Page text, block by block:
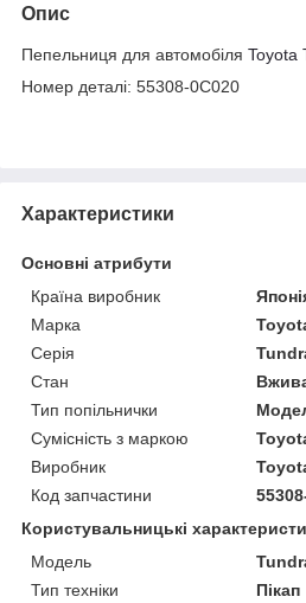
Опис
Пепельниця для автомобіля Toyota
Номер деталі: 55308-0C020
Характеристики
Основні атрибути
Країна виробник
Марка
Серія
Стан
Тип попільнички
Сумісність з маркою
Виробник
Код запчастини
Користувальницькі
Модель
Тип техніки
Пікап